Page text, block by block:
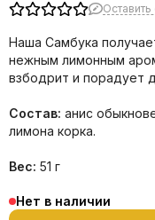
Оставить
Наша Самбука
нежным лимонным
взбодрит и порадует
Состав: анис
лимона корка.
Вес: 51 г
Нет в наличии